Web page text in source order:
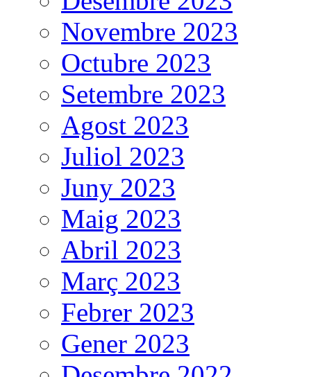
Novembre 2023
Octubre 2023
Setembre 2023
Agost 2023
Juliol 2023
Juny 2023
Maig 2023
Abril 2023
Març 2023
Febrer 2023
Gener 2023